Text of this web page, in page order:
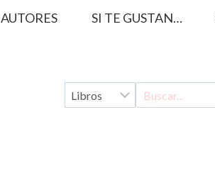
AUTORES SI TE GUSTAN…